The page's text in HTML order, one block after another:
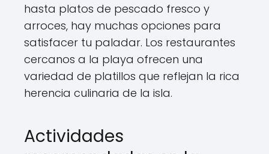
hasta platos de pescado fresco y
arroces, hay muchas opciones para
satisfacer tu paladar. Los restaurantes
cercanos a la playa ofrecen una
variedad de platillos que reflejan la rica
herencia culinaria de la isla.
Actividades